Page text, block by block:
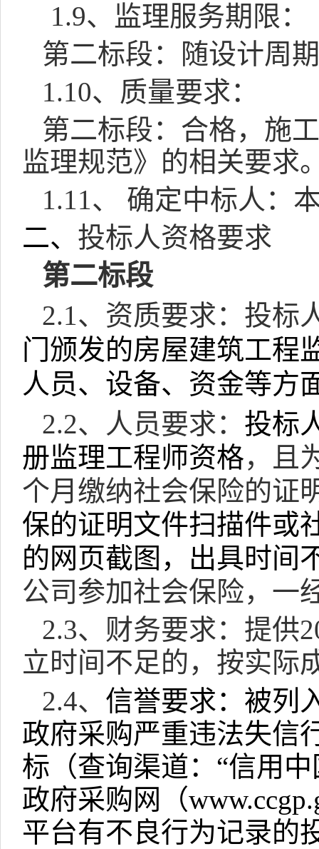
1.9、监理服务期限：
第二标段：随设计周
1.10、质量要求：
第二标段：合格，施
监理规范》的相关要求
1.11、 确定中标人：
二、 投标人资格要求
第二标段
2.1、资质要求：投标
门颁发的房屋建筑工程
人员、设备、资金等方
2.2、人员要求： 投标
册监理工程师资格，且
个月缴纳社会保险的证
保的证明文件扫描件或
的网页截图，出具时间
公司参加社会保险，一
2.3、财务要求：提供
立时间不足的，按实际
2.4、 信誉要求：被列
政府采购严重违法失信
标（查询渠道：“信用
政府采购网（
平台有不良行为记录的